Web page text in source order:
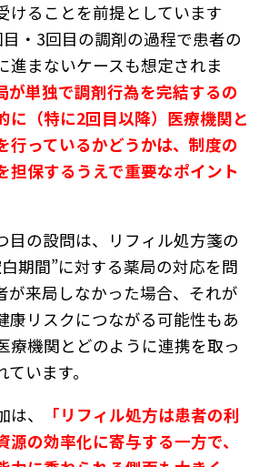
けることを前提としています
・3回目の調剤の過程で患者の
進まないケースも想定されま
が単独で調剤行為を完結するの
に（特に2回目以降）医療機関と
行っているかどうかは、制度の
担保するうえで重要なポイント
目の設問は、リフィル処方箋の
期間”に対する薬局の対応を問
が来局しなかった場合、それが
康リスクにつながる可能性もあ
療機関とどのように連携を取っ
います。
、
「リフィル処方は患者の利
の効率化に寄与する一方で、